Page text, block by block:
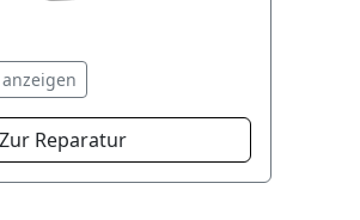
Zur Reparatur